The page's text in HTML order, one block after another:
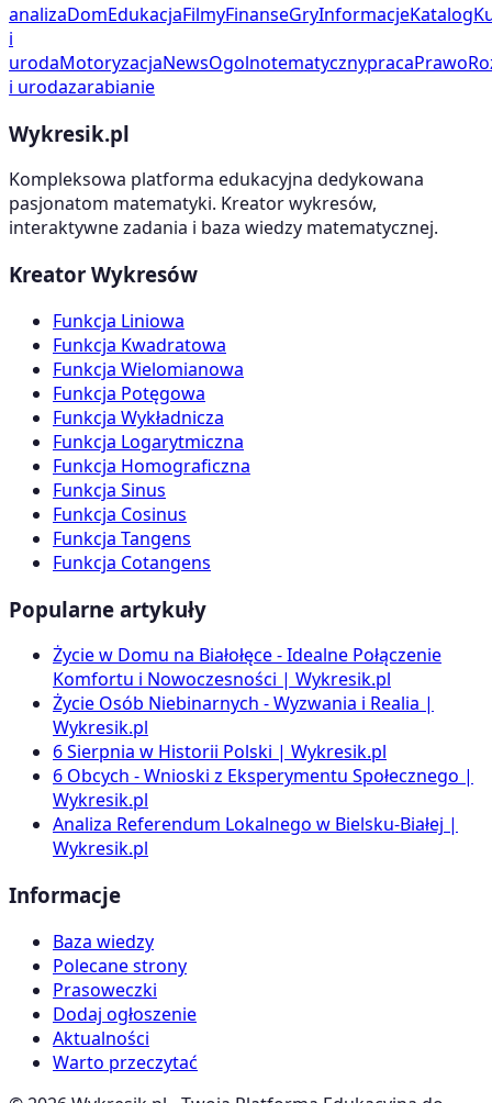
analizaDomEdukacjaFilmyFinanseGryInformacjeKatalog
i
urodaMotoryzacjaNewsOgolnotematycznypracaPrawo
i urodazarabianie
Wykresik.pl
Kompleksowa platforma edukacyjna dedykowana
pasjonatom matematyki. Kreator wykresów,
interaktywne zadania i baza wiedzy matematycznej.
Kreator Wykresów
Funkcja Liniowa
Funkcja Kwadratowa
Funkcja Wielomianowa
Funkcja Potęgowa
Funkcja Wykładnicza
Funkcja Logarytmiczna
Funkcja Homograficzna
Funkcja Sinus
Funkcja Cosinus
Funkcja Tangens
Funkcja Cotangens
Popularne artykuły
Życie w Domu na Białołęce - Idealne Połączenie
Komfortu i Nowoczesności | Wykresik.pl
Życie Osób Niebinarnych - Wyzwania i Realia |
Wykresik.pl
6 Sierpnia w Historii Polski | Wykresik.pl
6 Obcych - Wnioski z Eksperymentu Społecznego |
Wykresik.pl
Analiza Referendum Lokalnego w Bielsku-Białej |
Wykresik.pl
Informacje
Baza wiedzy
Polecane strony
Prasoweczki
Dodaj ogłoszenie
Aktualności
Warto przeczytać